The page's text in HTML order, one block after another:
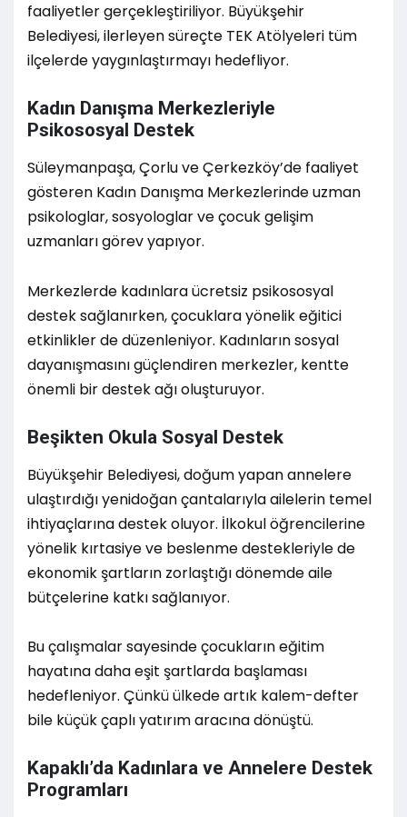
faaliyetler gerçekleştiriliyor. Büyükşehir
Belediyesi, ilerleyen süreçte TEK Atölyeleri tüm
ilçelerde yaygınlaştırmayı hedefliyor.
Kadın Danışma Merkezleriyle
Psikososyal Destek
Süleymanpaşa, Çorlu ve Çerkezköy’de faaliyet
gösteren Kadın Danışma Merkezlerinde uzman
psikologlar, sosyologlar ve çocuk gelişim
uzmanları görev yapıyor.
Merkezlerde kadınlara ücretsiz psikososyal
destek sağlanırken, çocuklara yönelik eğitici
etkinlikler de düzenleniyor. Kadınların sosyal
dayanışmasını güçlendiren merkezler, kentte
önemli bir destek ağı oluşturuyor.
Beşikten Okula Sosyal Destek
Büyükşehir Belediyesi, doğum yapan annelere
ulaştırdığı yenidoğan çantalarıyla ailelerin temel
ihtiyaçlarına destek oluyor. İlkokul öğrencilerine
yönelik kırtasiye ve beslenme destekleriyle de
ekonomik şartların zorlaştığı dönemde aile
bütçelerine katkı sağlanıyor.
Bu çalışmalar sayesinde çocukların eğitim
hayatına daha eşit şartlarda başlaması
hedefleniyor. Çünkü ülkede artık kalem-defter
bile küçük çaplı yatırım aracına dönüştü.
Kapaklı’da Kadınlara ve Annelere Destek
Programları